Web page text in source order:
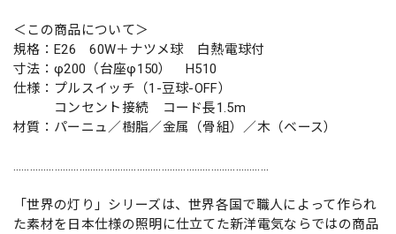
＜この商品について＞
規格：E26 60W＋ナツメ球 白熱電球付
寸法：φ200（台座φ150） H510
仕様：プルスイッチ（1-豆球-OFF）
コンセント接続 コード長1.5m
材質：パーニュ／樹脂／金属（骨組）／木（ベース）
…………………………………………………………………………………
「世界の灯り」シリーズは、世界各国で職人によって作られ
た素材を日本仕様の照明に仕立てた新洋電気ならではの商品